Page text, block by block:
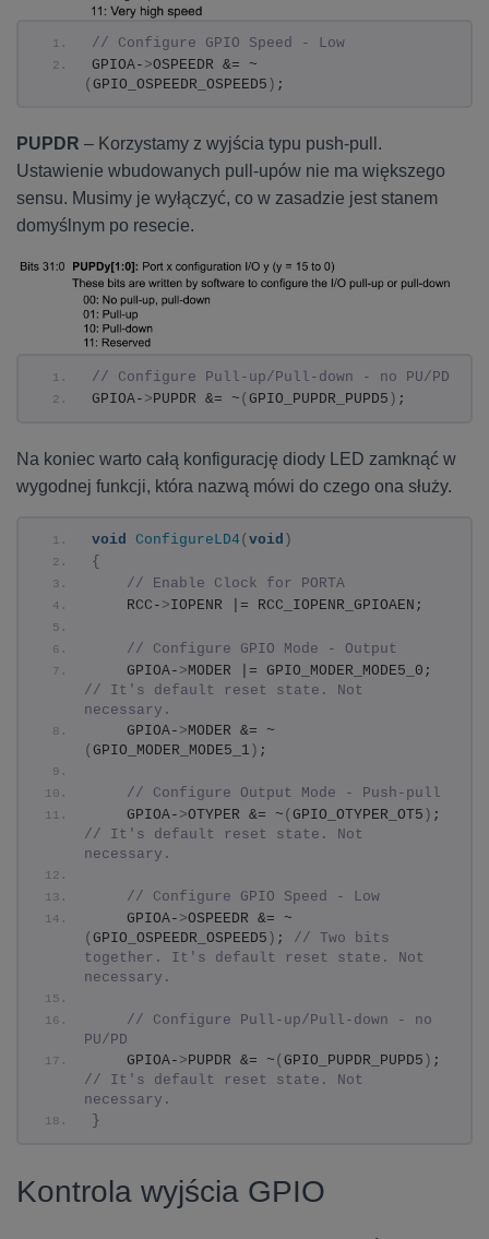
// Configure GPIO Speed - Low
GPIOA- >OSPEEDR &= ~
( GPIO_OSPEEDR_OSPEED5 ) ;
PUPDR – Korzystamy z wyjścia typu push-pull.
Ustawienie wbudowanych pull-upów nie ma większego
sensu. Musimy je wyłączyć, co w zasadzie jest stanem
domyślnym po resecie.
// Configure Pull-up/Pull-down - no PU/PD
GPIOA- > PUPDR &= ~ ( GPIO_PUPDR_PUPD5 ) ;
Na koniec warto całą konfigurację diody LED zamknąć w
wygodnej funkcji, która nazwą mówi do czego ona służy.
void ConfigureLD4 ( void )
{
// Enable Clock for PORTA
    RCC-
>IOPENR |= RCC_IOPENR_GPIOAEN;
// Configure GPIO Mode - Output
    GPIOA-
>
// It's default reset state. Not
necessary.
    GPIOA-
> MODER &= ~
( GPIO_MODER_MODE5_1 ) ;
// Configure Output Mode - Push-pull
    GPIOA-
>OTYPER &= ~ ( GPIO_OTYPER_OT5 )
// It's default reset state. Not
necessary.
// Configure GPIO Speed - Low
    GPIOA-
>OSPEEDR &= ~
( GPIO_OSPEEDR_OSPEED5 ) ; // Two bits
together. It's default reset state. Not
necessary.
// Configure Pull-up/Pull-down - no
PU/PD
    GPIOA-
> PUPDR &= ~ ( GPIO_PUPDR_PUPD5 )
// It's default reset state. Not
necessary.
}
Kontrola wyjścia GPIO